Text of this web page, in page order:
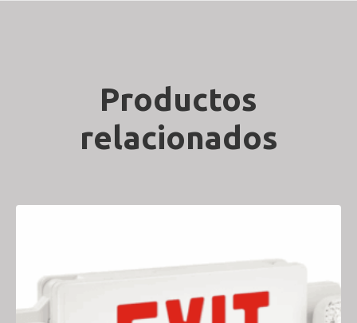
Productos
relacionados